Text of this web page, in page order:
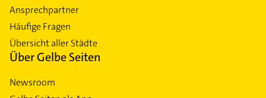
Ansprechpartner
Häufige Fragen
Übersicht aller Städte
Über Gelbe Seiten
Newsroom